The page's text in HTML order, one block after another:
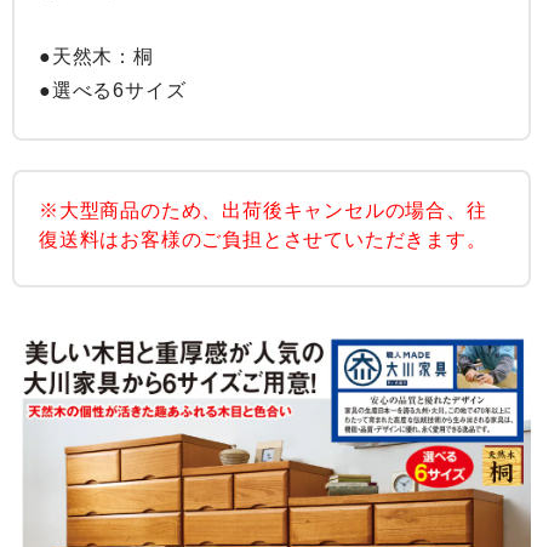
●天然木：桐
●選べる6サイズ
※大型商品のため、出荷後キャンセルの場合、往
復送料はお客様のご負担とさせていただきます。